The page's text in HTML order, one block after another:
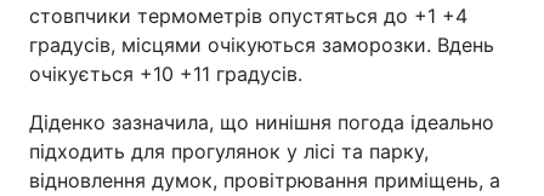
стовпчики термометрів опустяться до +1 +4
градусів, місцями очікуються заморозки. Вдень
очікується +10 +11 градусів.
Діденко зазначила, що нинішня погода ідеально
підходить для прогулянок у лісі та парку,
відновлення думок, провітрювання приміщень, а